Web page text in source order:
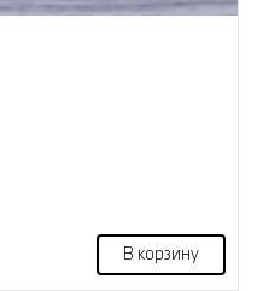
В корзину